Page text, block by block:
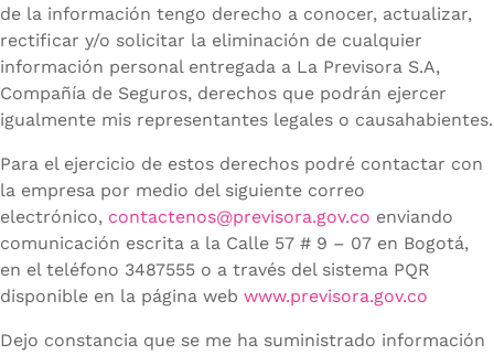
de la información tengo derecho a conocer, actualizar,
rectificar y/o solicitar la eliminación de cualquier
información personal entregada a La Previsora S.A,
Compañía de Seguros, derechos que podrán ejercer
igualmente mis representantes legales o causahabientes.
Para el ejercicio de estos derechos podré contactar con
la empresa por medio del siguiente correo
electrónico, contactenos@previsora.gov.co enviando
comunicación escrita a la Calle 57 # 9 – 07 en Bogotá,
en el teléfono 3487555 o a través del sistema PQR
disponible en la página web www.previsora.gov.co
Dejo constancia que se me ha suministrado información